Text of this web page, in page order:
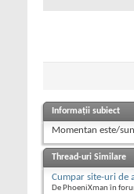
Informații subiect
Momentan este/
Thread-uri Similare
Cumpar site-uri de
De PhoeniXman în